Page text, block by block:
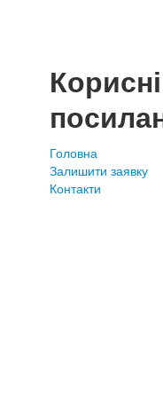
Корисні
Головна
Залишити заявку
Контакти